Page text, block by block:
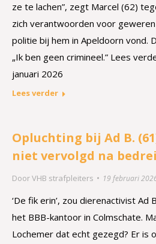
ze te lachen”, zegt Marcel (62)
zich verantwoorden voor
politie bij hem in Apeldoorn vond.
„Ik ben geen crimineel.” Lees
januari 2026
Lees verder
Opluchting bij Ad B.
niet vervolgd na
DoorVHB strafpleiters 19 februari
‘De fik erin’, zou dierenactivist
het BBB-kantoor in Colmschate.
Lochemer dat echt gezegd? Er is